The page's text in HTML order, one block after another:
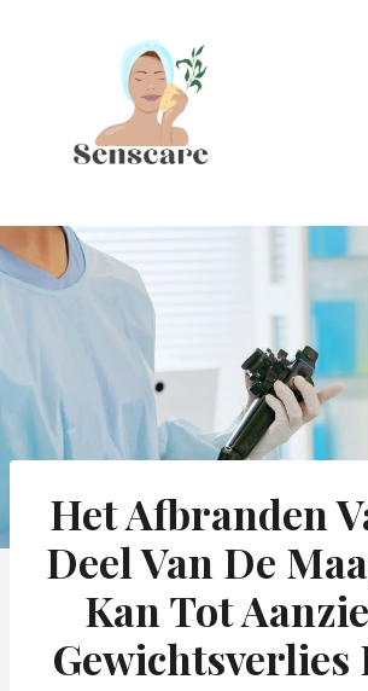
Het Afbranden
Deel Van De
Kan Tot
Gewichtsverlies